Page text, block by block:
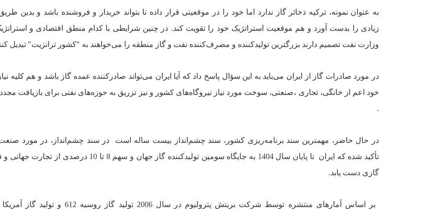
به عنوان نمونه، ترکيه ذخائر گاز ندارد اما خود را در موقعيتى قرار داده تا بتواند خريدار و فروشنده باشد و بدين
زيادى را بدست ‌آورد و هم موقعيت استراتژيک خود را تقويت کند. در چنين شرايطى با کدام منطق اقتصادى و
وزارت نفت تصميم دارند بزرگترين توليدکننده و مصرف‌کننده نفت و گاز منطقه را مى‌خواهند به "کشور ترانزيت" تبديل
در مورد صادرات گاز از ايران مى‌بايد به اين سؤال پاسخ داد که آيا ايران مى‌تواند صادرکننده عمده گاز باشد و هم کليه
خود اعم از خانگى، تجارى ،‌صنعتى،‌ سوخت مورد نياز نيروگاه‌هاى کشور و نيز تزريق به حوز‌ه‌هاى نفتى براى بازيافت مجدد
.
در حال حاضر، مهمترين سند برنامه‌ريزى کشور، سند چشم‌انداز بيست‌ ساله است
در سند چشم‌انداز،‌ در مورد
تأکيد شده‌ که ايران
تا پايان سال 1404 به جايگاه سومين توليدکننده گاز جهان و سهم 8 تا 10
گازى دست‌ يابد.